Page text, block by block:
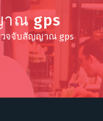
ณ gps
วจจับสัญญาณ gps